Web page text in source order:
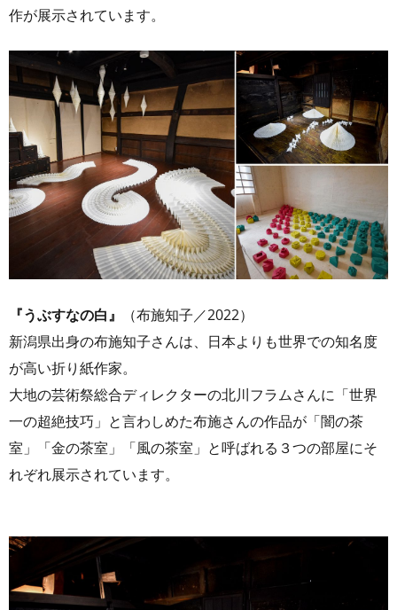
作が展示されています。
『うぶすなの白』
（布施知子／2022）
新潟県出身の布施知子さんは、日本よりも世界での知名度
が高い折り紙作家。
大地の芸術祭総合ディレクターの北川フラムさんに「世界
一の超絶技巧」と言わしめた布施さんの作品が「闇の茶
室」「金の茶室」「風の茶室」と呼ばれる３つの部屋にそ
れぞれ展示されています。